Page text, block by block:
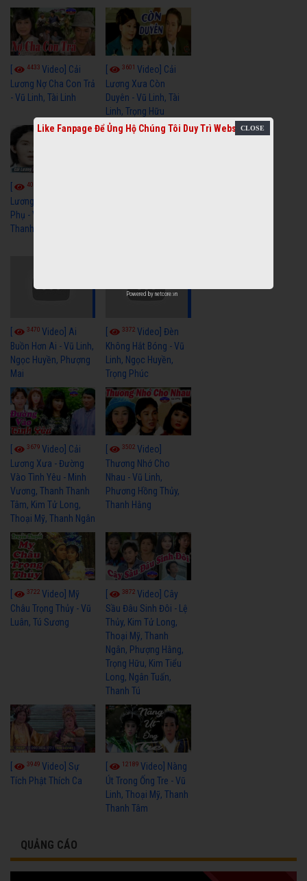
4433 Video] Cải
Lương Nợ Cha Con Trả
- Vũ Linh, Tài Linh
3601Video] Cải
Lương Xưa Còn
Duyên - Vũ Linh, Tài
Linh, Trọng Hữu
4016
Lương Xưa Cô Dâu
Phụ - Vũ Linh, Tài Linh,
Thanh Ngân
3470 Video] Ai
Buồn Hơn Ai - Vũ Linh,
Ngọc Huyền, Phượng
Mai
3372Video] Đèn
Không Hắt Bóng - Vũ
Linh, Ngọc Huyền,
Trọng Phúc
3679 Video] Cải
Lương Xưa - Đường
Vào Tình Yêu - Minh
Vương, Thanh Thanh
Tâm, Kim Tử Long,
Thoại Mỹ, Thanh Ngân
3502Video]
Thương Nhớ Cho
Nhau - Vũ Linh,
Phương Hồng Thủy,
Thanh Hằng
3722 Video] Mỹ
Châu Trọng Thủy - Vũ
Luân, Tú Sương
3872Video] Cây
Sầu Đâu Sinh Đôi - Lệ
Thủy, Kim Tử Long,
Thoại Mỹ, Thanh
Ngân, Phượng Hằng,
Trọng Hữu, Kim Tiểu
Long, Ngân Tuấn,
Thanh Tú
[ 3949 Video] Sự
Tích Phật Thích Ca
[ 12189Video] Nàng
Út Trong Ống Tre - Vũ
Linh, Thoại Mỹ, Thanh
Thanh Tâm
QUẢNG CÁO
Like Fanpage Để Ủng Hộ Chúng Tôi Duy Trì Website
Powered by netcore.vn